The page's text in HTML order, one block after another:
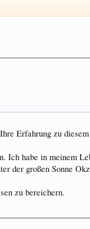
Erfahrung zu
habe in meinem
der großen Sonne
zu bereichern.